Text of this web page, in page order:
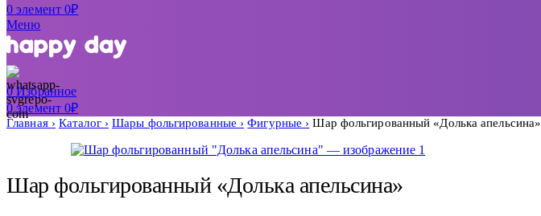
0элемент 0₽
Меню
0Избранное
0элемент 0₽
Главная Каталог Шары фольгированные Фигурные Шар фольгированный «Долька апельсина»
Шар фольгированный «Долька апельсина»